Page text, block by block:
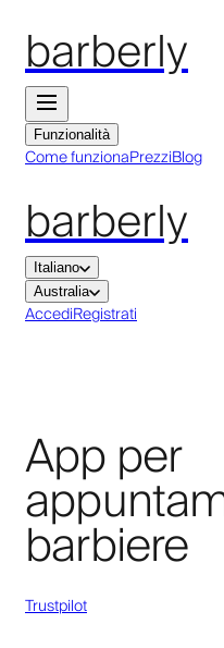
barberly
Funzionalità
Come funzionaPrezziBlog
barberly
Italiano
Australia
AccediRegistrati
App per
barbiere
Trustpilot